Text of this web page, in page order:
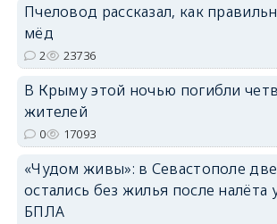
Пчеловод рассказал, как
мёд
2 23736
В Крыму этой ночью погибли
жителей
0 17093
«Чудом живы»: в Севастополе
остались без жилья после налёта
БПЛА